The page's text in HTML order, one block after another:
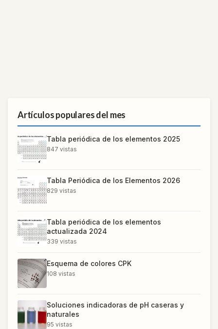
Artículos populares del mes
Tabla periódica de los elementos 2025
847 vistas
Tabla Periódica de los Elementos 2026
829 vistas
Tabla periódica de los elementos
actualizada 2024
339 vistas
Esquema de colores CPK
108 vistas
Soluciones indicadoras de pH caseras y
naturales
95 vistas